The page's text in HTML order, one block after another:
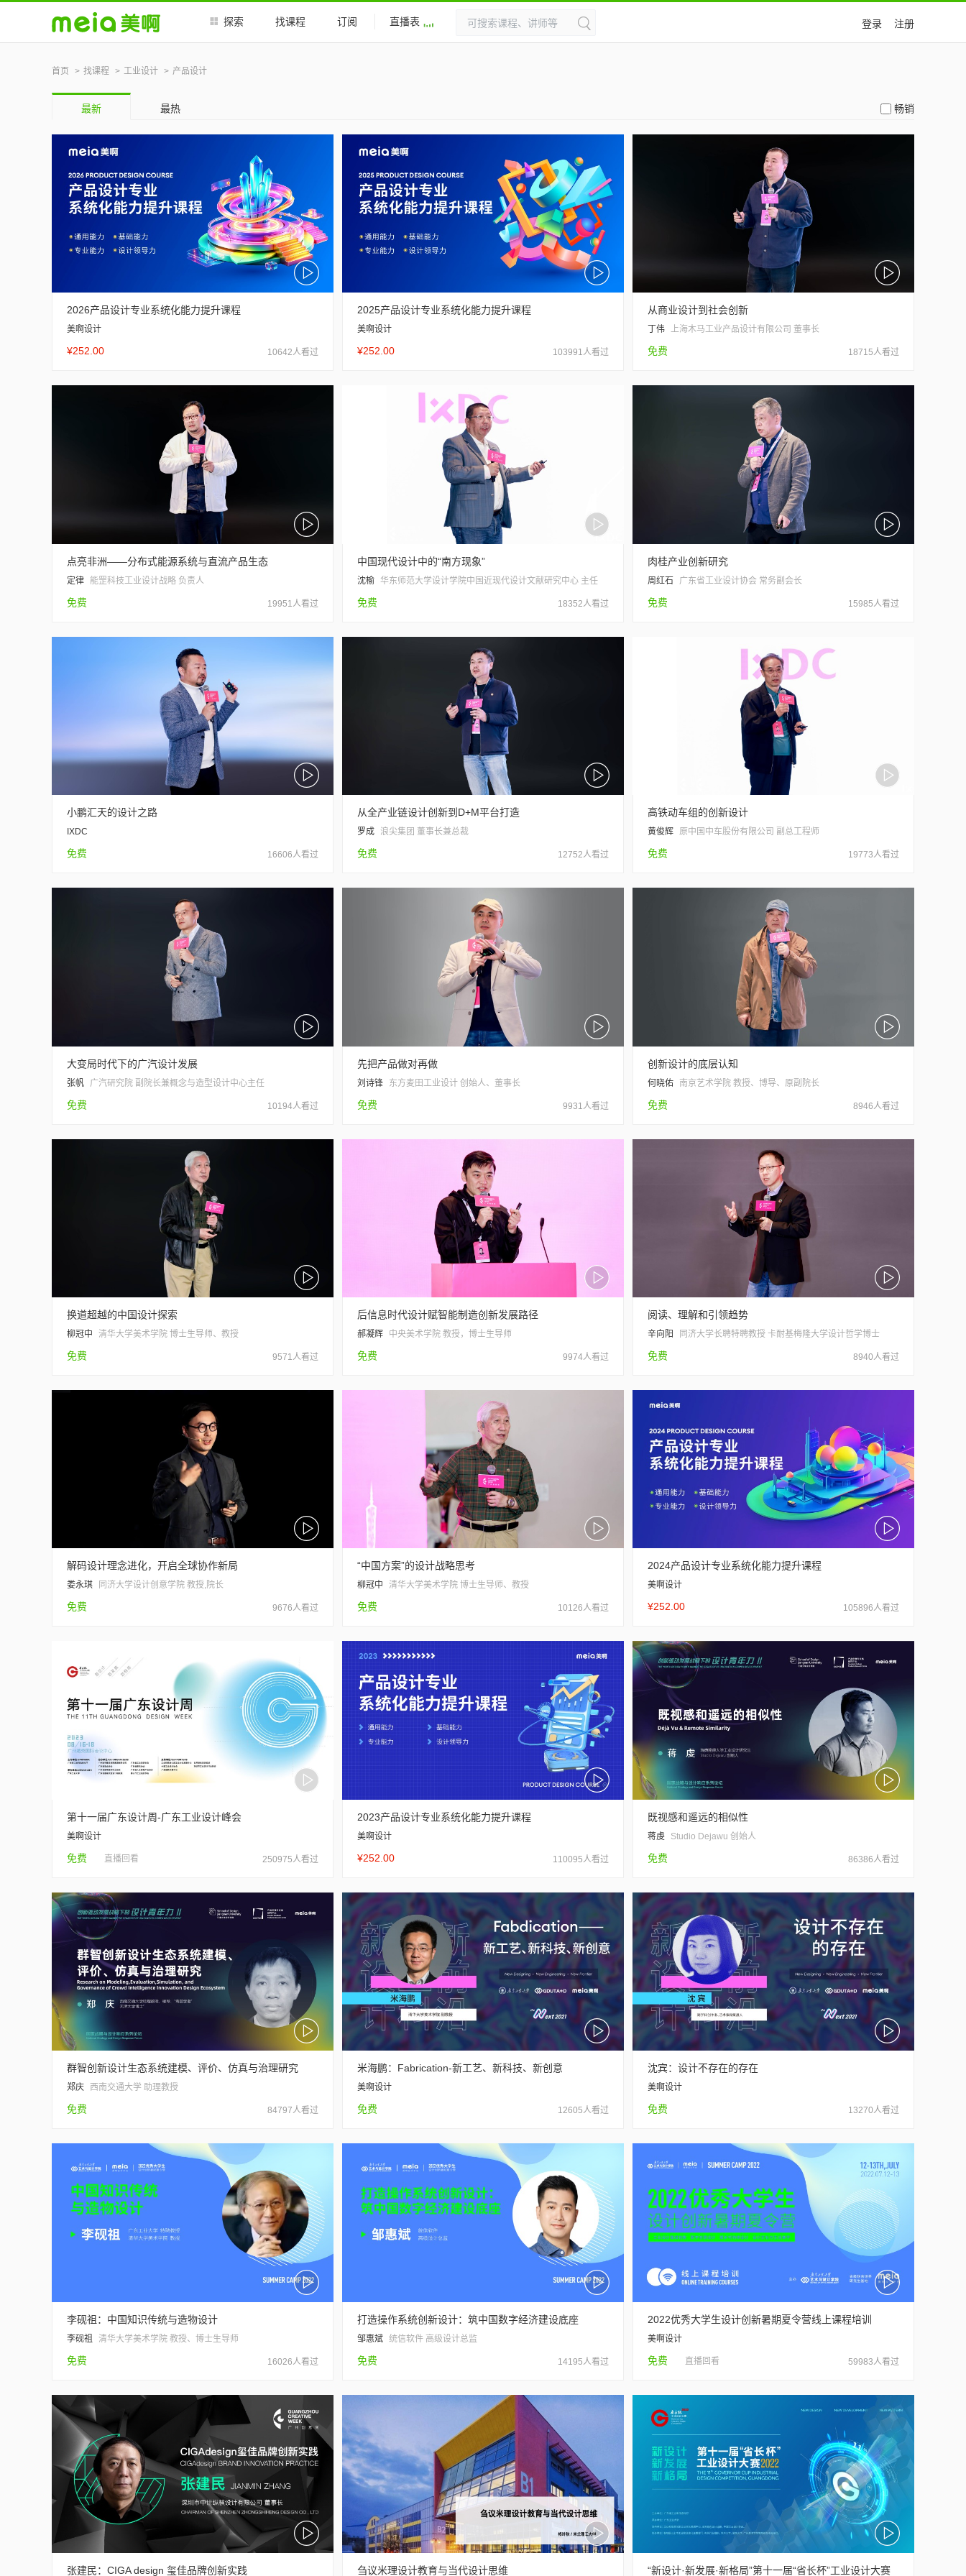
探索 找课程 订阅 直播表 登录 注册
首页 找课程 工业设计 产品设计
最新 最热 畅销
2026产品设计专业系统化能力提升课程
美啊设计
¥252.00 10642人看过
2025产品设计专业系统化能力提升课程
美啊设计
¥252.00 103991人看过
从商业设计到社会创新
丁伟 上海木马工业产品设计有限公司 董事长
免费 18715人看过
点亮非洲——分布式能源系统与直流产品生态
定律 能罡科技工业设计战略 负责人
免费 19951人看过
中国现代设计中的“南方现象”
沈榆 华东师范大学设计学院中国近现代设计文献研究中心 主任
免费 18352人看过
肉桂产业创新研究
周红石 广东省工业设计协会 常务副会长
免费 15985人看过
小鹏汇天的设计之路
IXDC
免费 16606人看过
从全产业链设计创新到D+M平台打造
罗成 浪尖集团 董事长兼总裁
免费 12752人看过
高铁动车组的创新设计
黄俊辉 原中国中车股份有限公司 副总工程师
免费 19773人看过
大变局时代下的广汽设计发展
张帆 广汽研究院 副院长兼概念与造型设计中心主任
免费 10194人看过
先把产品做对再做
刘诗锋 东方麦田工业设计 创始人、董事长
免费 9931人看过
创新设计的底层认知
何晓佑 南京艺术学院 教授、博导、原副院长
免费 8946人看过
换道超越的中国设计探索
柳冠中 清华大学美术学院 博士生导师、教授
免费 9571人看过
后信息时代设计赋智能制造创新发展路径
郝凝辉 中央美术学院 教授，博士生导师
免费 9974人看过
阅读、理解和引领趋势
辛向阳 同济大学长聘特聘教授 卡耐基梅隆大学设计哲学博士
免费 8940人看过
解码设计理念进化，开启全球协作新局
娄永琪 同济大学设计创意学院 教授,院长
免费 9676人看过
“中国方案”的设计战略思考
柳冠中 清华大学美术学院 博士生导师、教授
免费 10126人看过
2024产品设计专业系统化能力提升课程
美啊设计
¥252.00 105896人看过
第十一届广东设计周-广东工业设计峰会
美啊设计
免费 直播回看 250975人看过
2023产品设计专业系统化能力提升课程
美啊设计
¥252.00 110095人看过
既视感和遥远的相似性
蒋虔 Studio Dejawu 创始人
免费 86386人看过
群智创新设计生态系统建模、评价、仿真与治理研究
郑庆 西南交通大学 助理教授
免费 84797人看过
米海鹏：Fabrication-新工艺、新科技、新创意
美啊设计
免费 12605人看过
沈宾：设计不存在的存在
美啊设计
免费 13270人看过
李砚祖：中国知识传统与造物设计
李砚祖 清华大学美术学院 教授、博士生导师
免费 16026人看过
打造操作系统创新设计：筑中国数字经济建设底座
邹惠斌 统信软件 高级设计总监
免费 14195人看过
2022优秀大学生设计创新暑期夏令营线上课程培训
美啊设计
免费 直播回看 59983人看过
张建民：CIGA design 玺佳品牌创新实践 刍议米理设计教育与当代设计思维 “新设计·新发展·新格局”第十一届“省长杯”工业设计大赛